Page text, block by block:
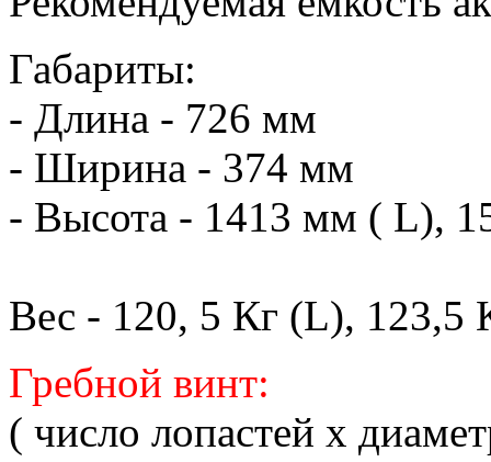
Габариты:
- Длина - 726 мм
- Ширина - 374 мм
- Высота - 1413 мм ( L),
Вес - 120, 5 Кг (L), 123,5
Гребной винт:
( число лопастей х